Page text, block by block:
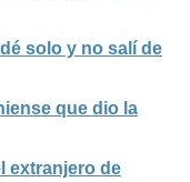
solo y no salí de
que dio la
extranjero de